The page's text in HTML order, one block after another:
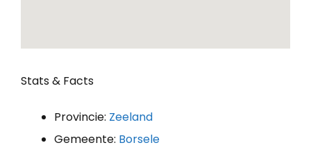
Stats & Facts
Provincie: Zeeland
Gemeente: Borsele